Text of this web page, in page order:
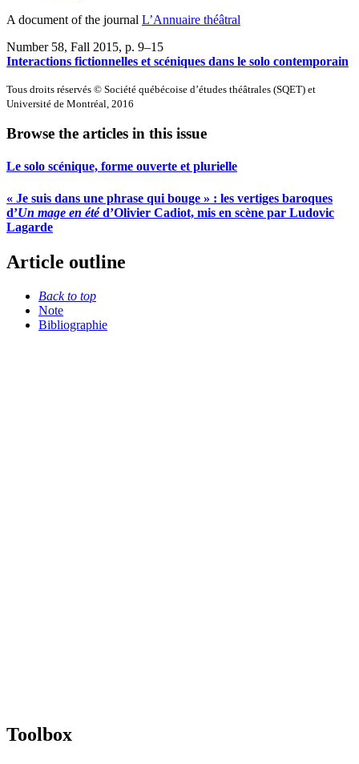
A document of the journal L’Annuaire théâtral
Number 58, Fall 2015, p. 9–15
Interactions fictionnelles et scéniques dans le solo contemporain
Tous droits réservés © Société québécoise d’études théâtrales (SQET) et
Université de Montréal, 2016
Browse the articles in this issue
Le solo scénique, forme ouverte et plurielle
« Je suis dans une phrase qui bouge » : les vertiges baroques
d’Un mage en étéd’Olivier Cadiot, mis en scène par Ludovic
Lagarde
Article outline
Back to top
Note
Bibliographie
Toolbox